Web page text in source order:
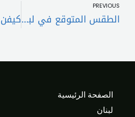
PREVIOUS
الطقس المتوقع في لبنان
الصفحة الرئيسية
لبنان